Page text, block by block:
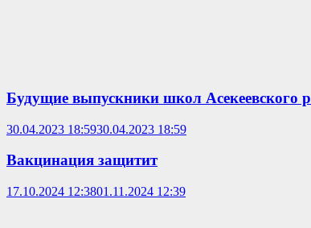
Будущие выпускники школ Асекеевского
30.04.2023 18:5930.04.2023 18:59
Вакцинация защитит
17.10.2024 12:3801.11.2024 12:39